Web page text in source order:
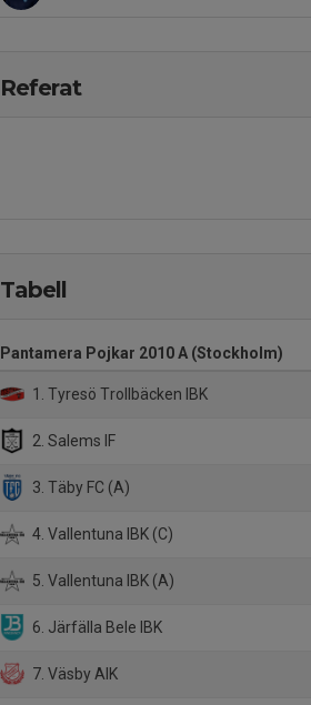
Referat
Tabell
Pantamera Pojkar 2010 A (Stockholm)
1. Tyresö Trollbäcken IBK
2. Salems IF
3. Täby FC (A)
4. Vallentuna IBK (C)
5. Vallentuna IBK (A)
6. Järfälla Bele IBK
7. Väsby AIK